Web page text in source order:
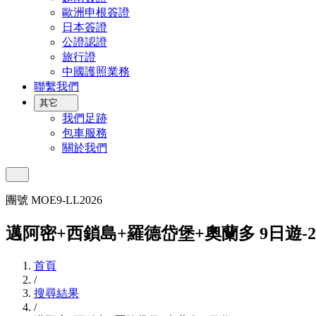
歐洲申根簽證
日本簽證
公證認證
旅行證
中國護照業務
聯繫我們
其它
我們足跡
包車服務
關於我們
團號 MOE9-LL2026
邁阿密+西鎖島+羅德岱堡+奧蘭多 9日遊-
首頁
/
搜尋結果
/